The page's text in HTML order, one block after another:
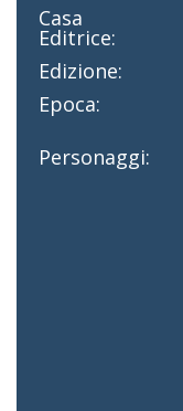
Casa
Editrice:
Edizione:
Epoca:
Personaggi: